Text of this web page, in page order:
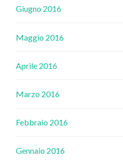
Giugno 2016
Maggio 2016
Aprile 2016
Marzo 2016
Febbraio 2016
Gennaio 2016